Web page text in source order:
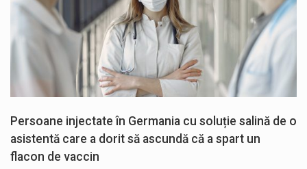
Persoane injectate în Germania cu soluție salină de o
asistentă care a dorit să ascundă că a spart un
flacon de vaccin